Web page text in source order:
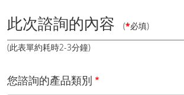
此次諮詢的內容 (*必填)
(此表單約耗時2-3分鐘)
您諮詢的產品類別